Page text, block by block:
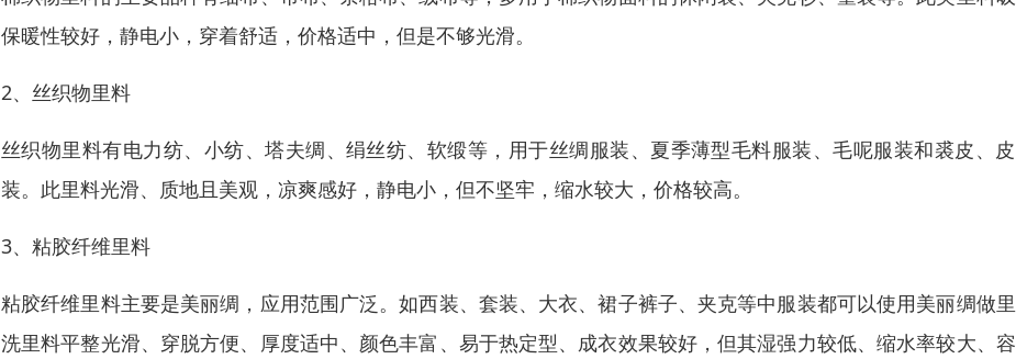
保暖性较好，静电小，穿着舒适，价格适中，但是不够光滑。
2、丝织物里料
丝织物里料有电力纺、小纺、塔夫绸、绢丝纺、软缎等，用于丝绸服装、夏季薄型毛料服装、毛呢服装和裘皮、
装。此里料光滑、质地且美观，凉爽感好，静电小，但不坚牢，缩水较大，价格较高。
3、粘胶纤维里料
粘胶纤维里料主要是美丽绸，应用范围广泛。如西装、套装、大衣、裙子裤子、夹克等中服装都可以使用美丽绸做
洗里料平整光滑、穿脱方便、厚度适中、颜色丰富、易于热定型、成衣效果较好，但其湿强力较低、缩水率较大、